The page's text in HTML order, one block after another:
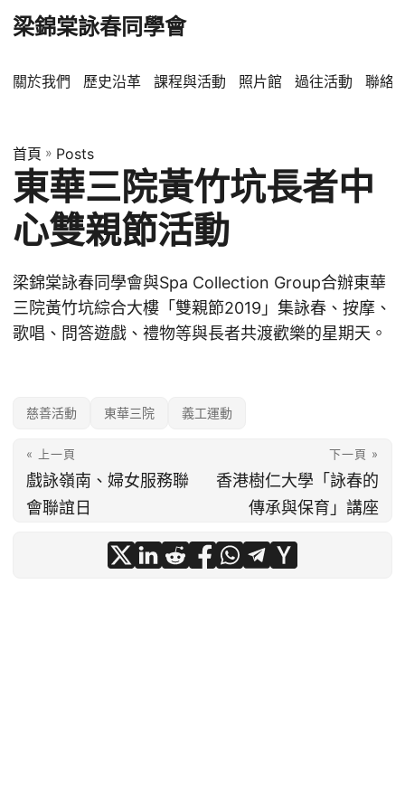
梁錦棠詠春同學會
關於我們 歷史沿革 課程與活動 照片館 過往活動 聯絡
首頁 » Posts
東華三院黃竹坑長者中
心雙親節活動
梁錦棠詠春同學會與Spa Collection Group合辦東華
三院黃竹坑綜合大樓「雙親節2019」集詠春、按摩、
歌唱、問答遊戲、禮物等與長者共渡歡樂的星期天。
慈善活動 東華三院 義工運動
« 上一頁
戲詠嶺南、婦女服務聯
會聯誼日
下一頁 »
香港樹仁大學「詠春的
傳承與保育」講座